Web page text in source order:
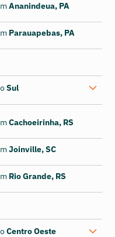
Ananindeua, PA
Parauapebas, PA
Sul
Cachoeirinha, RS
Joinville, SC
Rio Grande, RS
Centro Oeste